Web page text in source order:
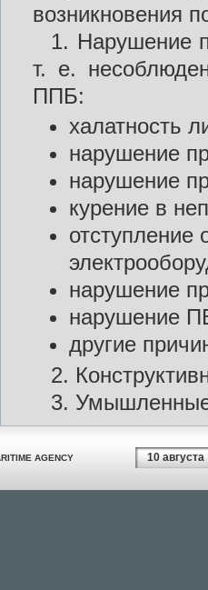
возникновения
1. Нарушение
т. е.
ППБ:
халатность
нарушение
нарушение
курение в
отступление
нарушение
нарушение
другие
2.
3.
AGENCY 10 августа